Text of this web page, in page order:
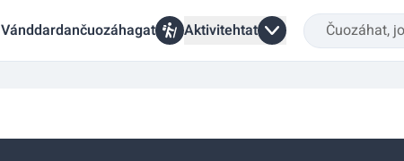
Vánddardančuozáhagat Aktivitehtat